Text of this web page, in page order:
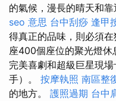
的氣候，漫長的晴天和靠
seo 意思 台中刮痧 逢甲
得真正的品味，則必須
座400個座位的聚光燈休
完美喜劇和超級巨星現
手）。 按摩執照 南區整
的地方。 護照過期 台中